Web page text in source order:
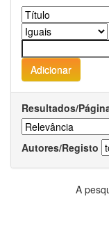
Resultados/
Autores/Registo
A